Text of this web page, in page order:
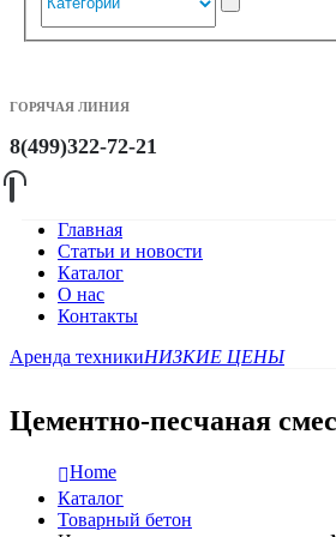
ГОРЯЧАЯ ЛИНИЯ
8(499)322-72-21
Главная
Статьи и новости
Каталог
О нас
Контакты
Аренда техникиНИЗКИЕ ЦЕНЫ
Цементно-песчаная
Home
Каталог
Товарный бетон